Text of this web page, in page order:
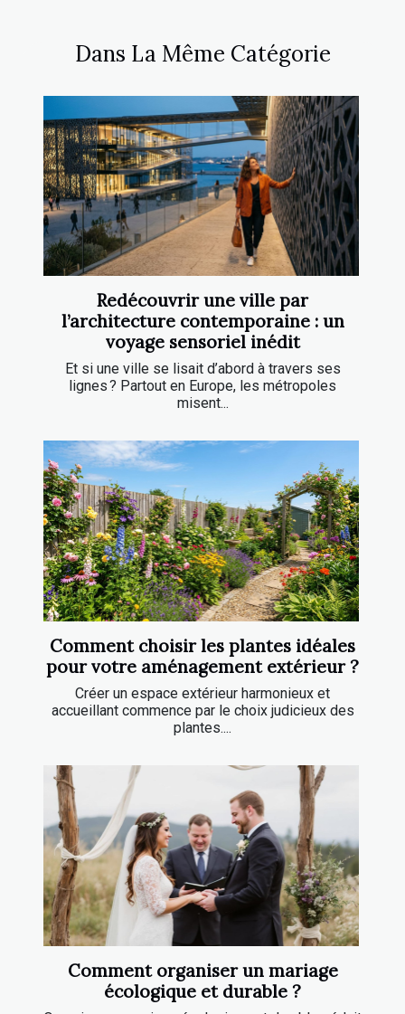
Dans La Même Catégorie
Redécouvrir une ville par
l’architecture contemporaine : un
voyage sensoriel inédit
Et si une ville se lisait d’abord à travers ses
lignes ? Partout en Europe, les métropoles
misent...
Comment choisir les plantes idéales
pour votre aménagement extérieur ?
Créer un espace extérieur harmonieux et
accueillant commence par le choix judicieux des
plantes....
Comment organiser un mariage
écologique et durable ?